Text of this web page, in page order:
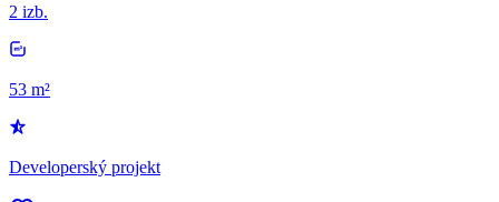
2 izb.
53 m²
Developerský projekt